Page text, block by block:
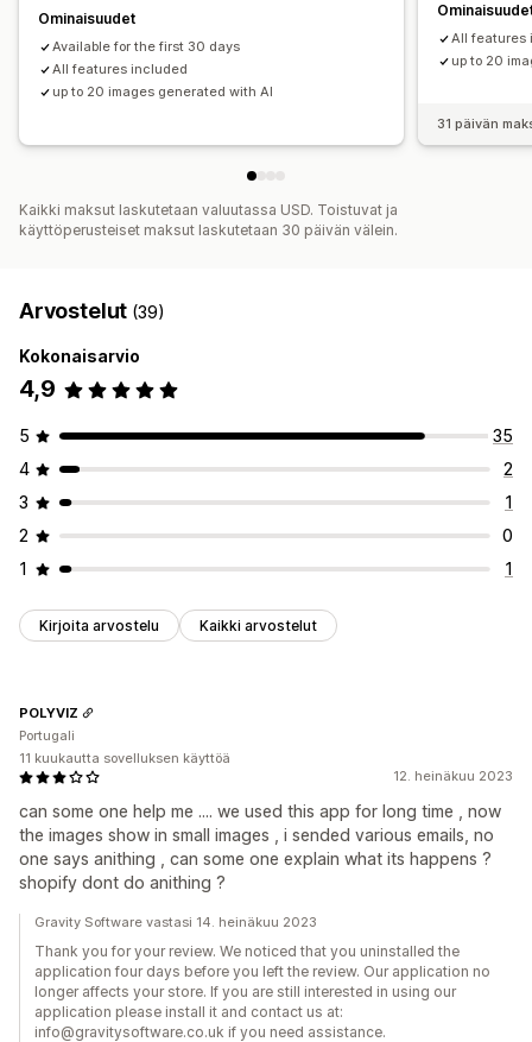
Ominaisuudet
Available for the first 30 days
All features included
up to 20 images generated with AI
All features
up to 20
31 päivän
Kaikki maksut laskutetaan valuutassa USD. Toistuvat ja
käyttöperusteiset maksut laskutetaan 30 päivän välein.
Arvostelut (39)
Kokonaisarvio
4,9
5
35
4
2
3
1
2
0
1
1
Kirjoita arvostelu Kaikki arvostelut
12. heinäkuu 2023
can some one help me .... we used this app for long time , now
the images show in small images , i sended various emails, no
one says anithing , can some one explain what its happens ?
shopify dont do anithing ?
POLYVIZ
Portugali
11 kuukautta sovelluksen käyttöä
Gravity Software vastasi 14. heinäkuu 2023
Thank you for your review. We noticed that you uninstalled the
application four days before you left the review. Our application no
longer affects your store. If you are still interested in using our
application please install it and contact us at:
info@gravitysoftware.co.uk if you need assistance.